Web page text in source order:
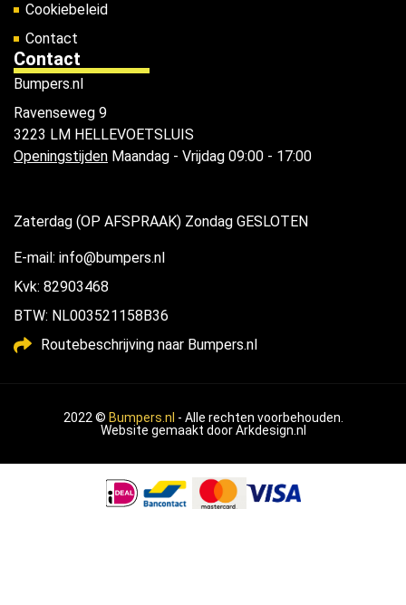
Cookiebeleid
Contact
Contact
Bumpers.nl
Ravenseweg 9
3223 LM HELLEVOETSLUIS
Openingstijden Maandag - Vrijdag 09:00 - 17:00
Zaterdag (OP AFSPRAAK) Zondag GESLOTEN
E-mail: info@bumpers.nl
Kvk: 82903468
BTW: NL003521158B36
Routebeschrijving naar Bumpers.nl
2022 © Bumpers.nl - Alle rechten voorbehouden.
Website gemaakt doorArkdesign.nl